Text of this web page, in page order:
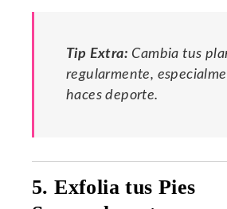
Tip Extra: Cambia tus
regularmente,
haces deporte.
5. Exfolia tus Pies